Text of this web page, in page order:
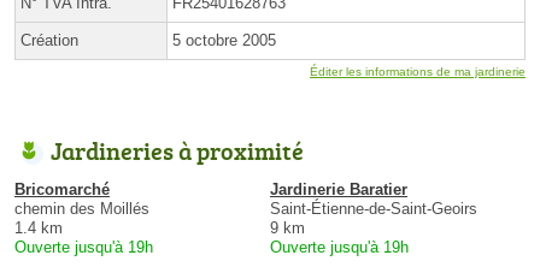
Création 5 octobre 2005
Éditer les informations de ma jardinerie
Jardineries à proximité
Bricomarché
chemin des Moillés
1.4 km
Ouverte jusqu'à 19h
Jardinerie Baratier
Saint-Étienne-de-Saint-Geoirs
9 km
Ouverte jusqu'à 19h